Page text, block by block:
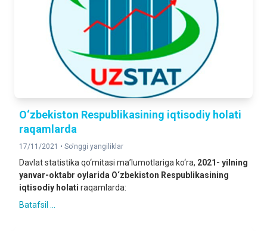
O‘zbekiston Respublikasining iqtisodiy holati
raqamlarda
17/11/2021 • So'nggi yangiliklar
Davlat statistika qo‘mitasi ma’lumotlariga ko‘ra, 2021- yilning
yanvar-oktabr oylarida O‘zbekiston Respublikasining
iqtisodiy holati raqamlarda:
Batafsil ...